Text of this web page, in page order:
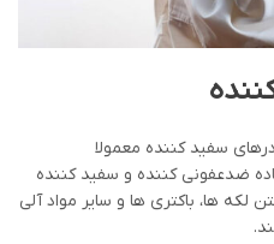
سفید کننده معمولا
ضدعفونی کننده و سفید کننده
ها، باکتری ها و سایر مواد آلی